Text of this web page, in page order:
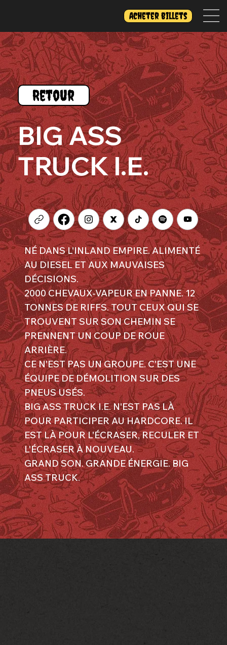
Acheter billets
Retour
BIG ASS
TRUCK I.E.
NÉ DANS L'INLAND EMPIRE. ALIMENTÉ
AU DIESEL ET AUX MAUVAISES
DÉCISIONS.
2000 CHEVAUX-VAPEUR EN PANNE. 12
TONNES DE RIFFS. TOUT CEUX QUI SE
TROUVENT SUR SON CHEMIN SE
PRENNENT UN COUP DE ROUE
ARRIÈRE.
CE N'EST PAS UN GROUPE. C'EST UNE
ÉQUIPE DE DÉMOLITION SUR DES
PNEUS USÉS.
BIG ASS TRUCK I.E. N'EST PAS LÀ
POUR PARTICIPER AU HARDCORE. IL
EST LÀ POUR L'ÉCRASER, RECULER ET
L'ÉCRASER À NOUVEAU.
GRAND SON. GRANDE ÉNERGIE. BIG
ASS TRUCK.